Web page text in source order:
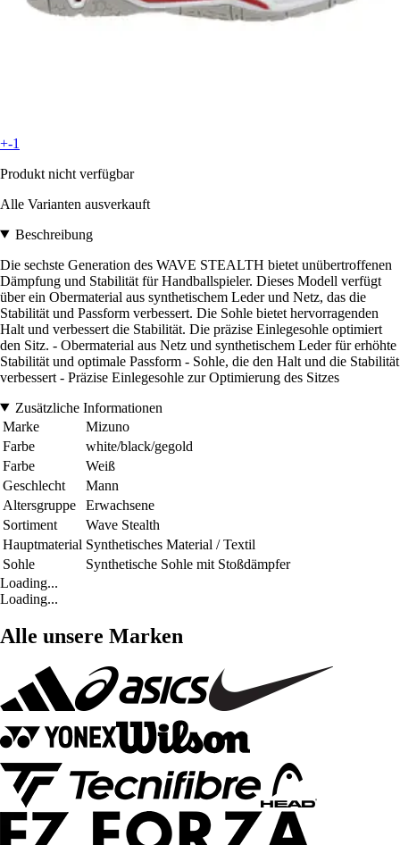
+-1
Produkt nicht verfügbar
Alle Varianten ausverkauft
Beschreibung
Die sechste Generation des WAVE STEALTH bietet unübertroffenen
Dämpfung und Stabilität für Handballspieler. Dieses Modell verfügt
über ein Obermaterial aus synthetischem Leder und Netz, das die
Stabilität und Passform verbessert. Die Sohle bietet hervorragenden
Halt und verbessert die Stabilität. Die präzise Einlegesohle optimiert
den Sitz. - Obermaterial aus Netz und synthetischem Leder für erhöhte
Stabilität und optimale Passform - Sohle, die den Halt und die Stabilität
verbessert - Präzise Einlegesohle zur Optimierung des Sitzes
Zusätzliche Informationen
Marke
Mizuno
Farbe
white/black/gegold
Farbe
Weiß
Geschlecht
Mann
Altersgruppe
Erwachsene
Sortiment
Wave Stealth
Hauptmaterial Synthetisches Material / Textil
Sohle
Synthetische Sohle mit Stoßdämpfer
Loading...
Loading...
Alle unsere Marken